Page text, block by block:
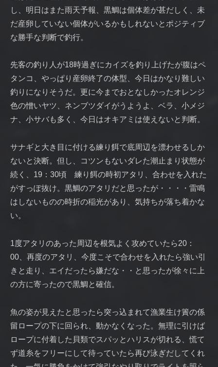
し、明日はまた雨天予報、黒鯛は個体差が甚だしく、未
だ産卵していない個体がいるかもしれないとポジティブ
な勝手な判断で釣行。
先客の釣り人が18時過ぎにカイズを釣り上げたが腹はペ
タンコ、やっぱり産卵終了の体型、今日はかなり難しい
釣りになりそうだ。更に今までおとなしかったオレンジ
色の憎いヤツ、ネンブツダイがうようよ、ベラ、小メジ
ナ、小サバも多く、今日はオキアミは使えないと判断。
サナギと大き目に付ける練り餌で底周辺を漂わせるしか
ないと決断。但し、コツンもないダレた潮止まり状態が
続く、19：30頃 練り餌の時初アタリ、合わせを入れた
がすっぽ抜け。黒鯛のアタリだと思ったが・・・・雷鳴
はしないものの時折の稲光があり、気持ちが落ち着かな
い。
1度アタリのあった周辺を根気よく攻めていたら20：
00、再度のアタリ、今度こそで合わせを入れたら強い引
きと走り、エイだったら嫌だな・・と思ったが徐々に上
の方に寄ったので黒鯛と確信。
魚の姿が見えたと思ったら突っ込まれて漁業生け簀の係
留ロープの下に回られ、動かなくなった。無理に引けば
ロープに付着した貝類でスパッとハリスが切れる、慌て
ず道糸をフリーにして待っていたら再び泳ぎだしてくれ